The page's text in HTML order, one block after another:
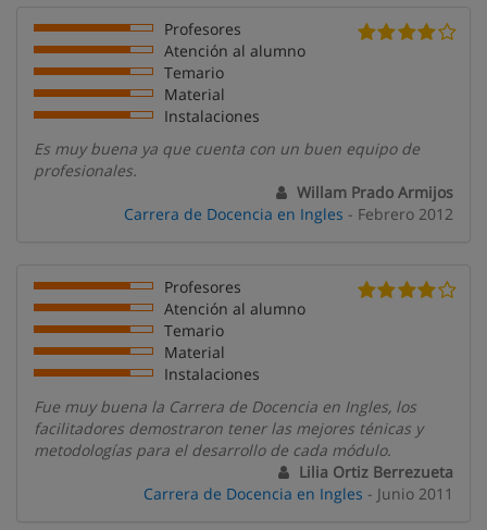
Profesores
Atención al alumno
Temario
Material
Instalaciones
Es muy buena ya que cuenta con un buen equipo de
profesionales.
Willam Prado Armijos
Carrera de Docencia en Ingles - Febrero 2012
Profesores
Atención al alumno
Temario
Material
Instalaciones
Fue muy buena la Carrera de Docencia en Ingles, los
facilitadores demostraron tener las mejores ténicas y
metodologías para el desarrollo de cada módulo.
Lilia Ortiz Berrezueta
Carrera de Docencia en Ingles - Junio 2011